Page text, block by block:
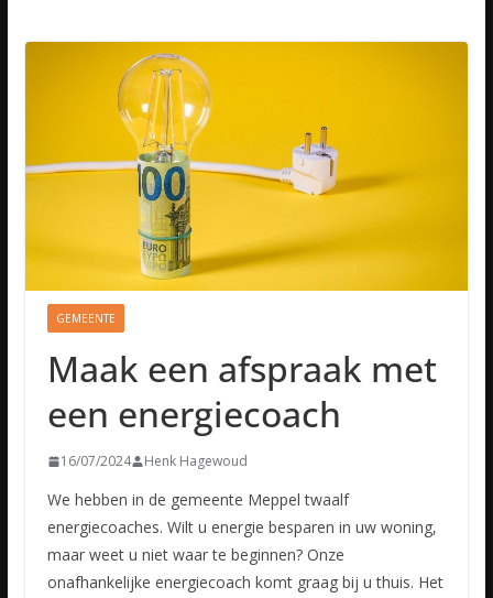
GEMEENTE
Maak een afspraak met
een energiecoach
16/07/2024 Henk Hagewoud
We hebben in de gemeente Meppel twaalf
energiecoaches. Wilt u energie besparen in uw woning,
maar weet u niet waar te beginnen? Onze
onafhankelijke energiecoach komt graag bij u thuis. Het